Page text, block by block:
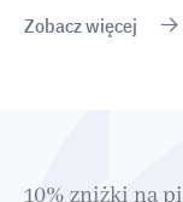
Zobacz więcej